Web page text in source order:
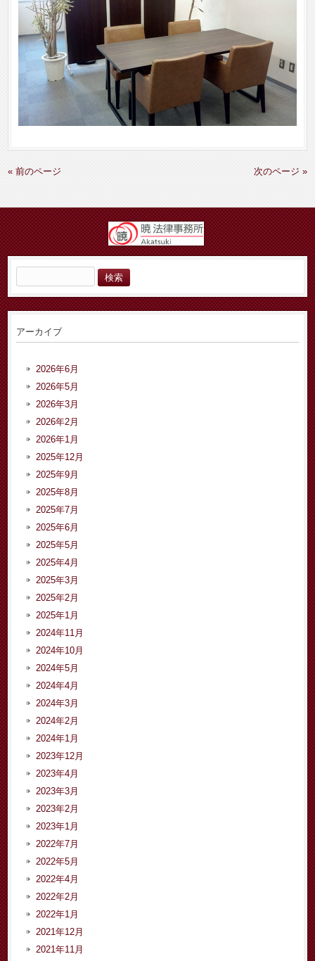
« 前のページ 次のページ »
索:
アーカイブ
2026年6月
2026年5月
2026年3月
2026年2月
2026年1月
2025年12月
2025年9月
2025年8月
2025年7月
2025年6月
2025年5月
2025年4月
2025年3月
2025年2月
2025年1月
2024年11月
2024年10月
2024年5月
2024年4月
2024年3月
2024年2月
2024年1月
2023年12月
2023年4月
2023年3月
2023年2月
2023年1月
2022年7月
2022年5月
2022年4月
2022年2月
2022年1月
2021年12月
2021年11月